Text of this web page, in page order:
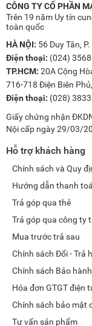
CÔNG TY CỔ PHẦN
Trên 19 năm Uy tín
toàn quốc
HÀ NỘI: 56 Duy Tân,
Điện thoại: (024)
TP.HCM: 20A Cộng
716-718 Điện Biên
Điện thoại: (028)
Giấy chứng nhận
Nội cấp ngày 29/03/
Hỗ trợ khách hàng
Chính sách và Quy
Hướng dẫn thanh
Trả góp qua thẻ
Trả góp qua công ty
Mua trước trả sau
Chính sách Đổi - Trả
Chính sách Bảo hành
Hóa đơn GTGT điện
Chính sách bảo mật
Tư vấn sản phẩm